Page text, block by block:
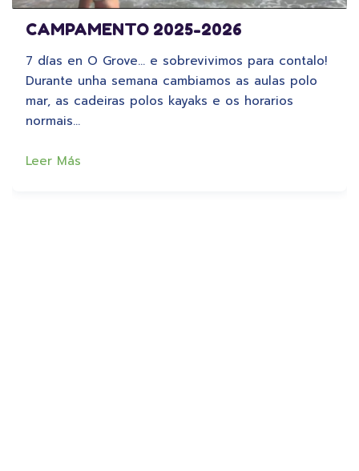
CAMPAMENTO 2025-2026
7 días en O Grove… e sobrevivimos para contalo!
Durante unha semana cambiamos as aulas polo
mar, as cadeiras polos kayaks e os horarios
normais…
Leer Más